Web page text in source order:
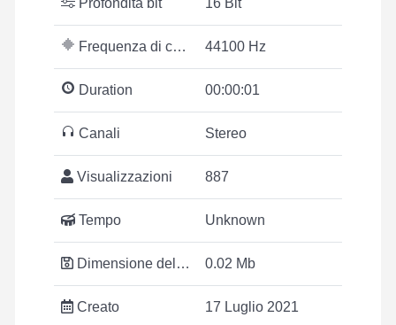
Profondità bit 16 Bit
Frequenza di campionamento 44100 Hz
Duration 00:00:01
Canali Stereo
Visualizzazioni 887
Tempo Unknown
Dimensione del file 0.02 Mb
Creato 17 Luglio 2021